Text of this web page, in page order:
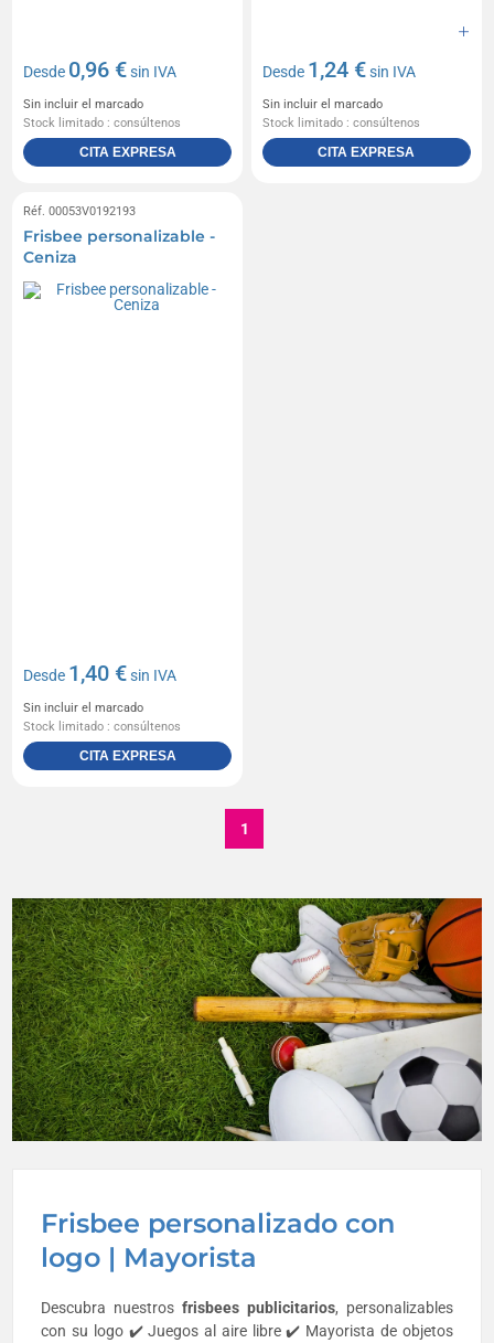
Frisbee personalizado con
logo | Mayorista
Descubra nuestros frisbees publicitarios, personalizables
con su logo ✔️ Juegos al aire libre ✔️ Mayorista de objetos
Desde 0,96 €sin IVA
Sin incluir el marcado
Stock limitado : consúltenos
CITA EXPRESA
Desde 1,24 €sin IVA
Sin incluir el marcado
Stock limitado : consúltenos
CITA EXPRESA
Réf. 00053V0192193
Frisbee personalizable -
Ceniza
Desde 1,40 €sin IVA
Sin incluir el marcado
Stock limitado : consúltenos
CITA EXPRESA
1